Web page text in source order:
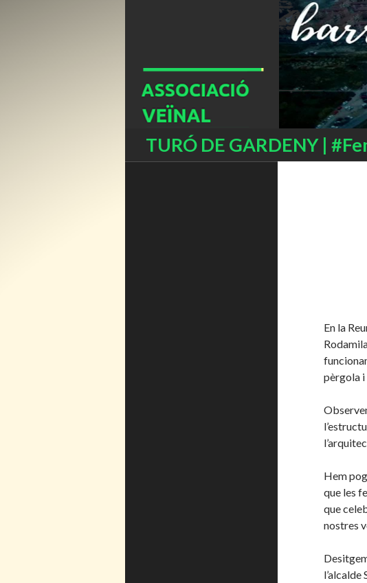
TURÓ DE GARDENY |
Buscar
En la
pèrgola i
Hem
que les
que
nostres
l’alcalde